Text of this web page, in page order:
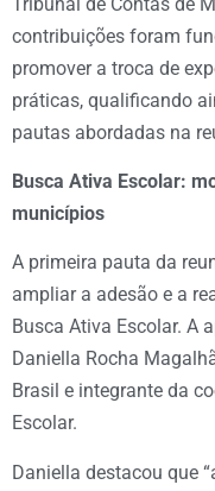
contribuições foram
promover a troca de
práticas, qualificando
pautas abordadas na
Busca Ativa Escolar:
municípios
A primeira pauta da
ampliar a adesão e a
Busca Ativa Escolar. A
Daniella Rocha
Brasil e integrante da
Escolar.
Daniella destacou que